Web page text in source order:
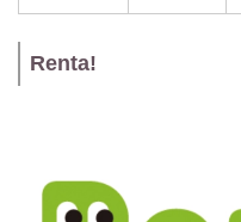
Renta!